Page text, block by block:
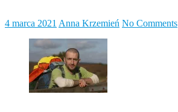
4 marca 2021 Anna Krzemień No Comments